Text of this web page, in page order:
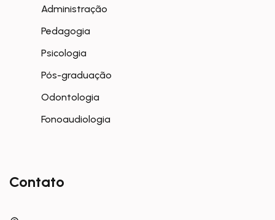
Administração
Pedagogia
Psicologia
Pós-graduação
Odontologia
Fonoaudiologia
Contato